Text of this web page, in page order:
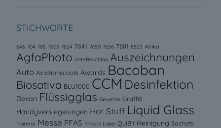
STICHWORTE
646 704 705 7603 7624 7641 7650 7656 7681 8523 Afrika
AgfaPhoto Anti-Beschlag Auszeichnungen
Auto Aviationscouts Awards Bacoban
Biosativa BLU1000 CCM Desinfektion
Dexan Flüssigglas Gewerbe Graffiti
Handyversiegelungen Hot Stuff Liquid Glass
Marmor Messe PFAS Private Label QuiBit Reinigung Sachets